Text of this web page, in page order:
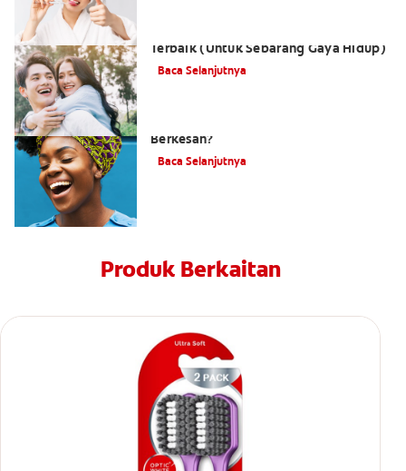
Terbaik (Untuk Sebarang Gaya Hidup)
Baca Selanjutnya
Berkesan?
Baca Selanjutnya
Produk Berkaitan